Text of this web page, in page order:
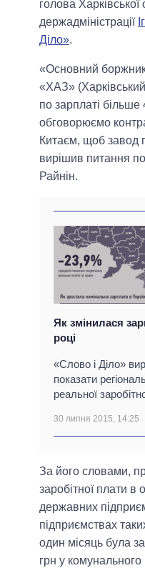
голова Харківської
держадміністрації
Діло».
«Основний
«ХАЗ»
по зарплаті
обговорюємо
Китаєм, щоб завод
вирішив питання
Райнін.
Як змінилася
році
«Слово і Діло»
показати
реальної
30 липня 2015, 14:25
За його словами,
заробітної плати в
державних
підприємствах
один місяць була
грн у комунального